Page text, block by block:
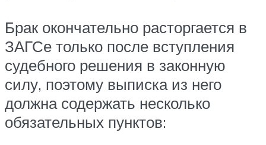
Брак окончательно расторгается в
ЗАГСе только после вступления
судебного решения в законную
силу, поэтому выписка из него
должна содержать несколько
обязательных пунктов: